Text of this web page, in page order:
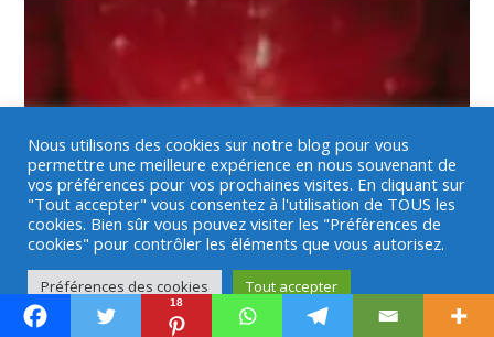
18
Nous utilisons des cookies sur notre blog pour vous
permettre une meilleure expérience en nous souvenant de
vos préférences pour vos prochaines visites. En cliquant sur
"Tout accepter" vous consentez à l'utilisation de TOUS les
cookies. Bien sûr vous pouvez visiter les "Préférences de
cookies" pour contrôler les éléments que vous autorisez.
Préférences des cookies Tout accepter